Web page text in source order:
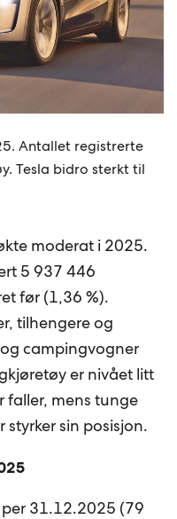
Antallet registrerte
Tesla bidro sterkt til
moderat i 2025.
5 937 446
før (1,36 %).
tilhengere og
campingvogner
er nivået litt
mens tunge
sin posisjon.
31.12.2025 (79